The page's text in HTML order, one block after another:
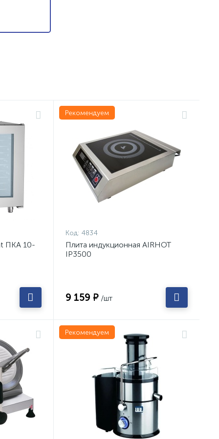
ПКА 10-
Рекомендуем
Код: 4834
Плита индукционная AIRHOT
IP3500
9 159 ₽ /шт
Рекомендуем